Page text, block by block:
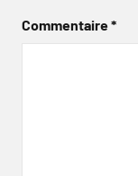
Commentaire*